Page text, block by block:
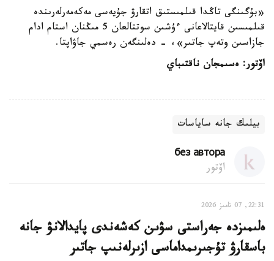
«بۇگىنگى تاڭدا قىلمىستىق اتقارۋ جۇيەسى مەكەمەرلەرىندە
قىلمىسىن قايتالاعانى ءۇشىن سوتتالعان 5 مىڭنان استام ادام
جازاسىن وتەپ جاتىر»، - دەلىنگەن رەسمي جاۋاپتا.
اۆتور: ەسىمجان ناقتىباي
بيلىك جانە ساياسات
без автора
اۆتور
22:31, 07 تامىز 2026
ەلىمىزدە جەراستى سۋىن كەشەندى پايدالانۋ جانە
باسقارۋ تۇجىرىمداماسى ازىرلەنىپ جاتىر